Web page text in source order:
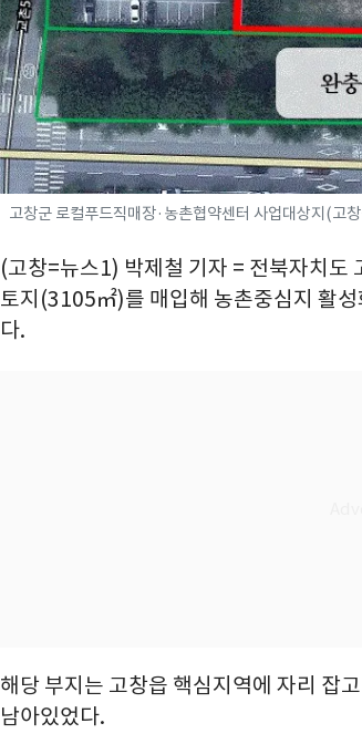
고창군 로컬푸드직매장·농촌협약센터 사업대상지(고
(고창=뉴스1) 박제철 기자 = 전북자치도
토지(3105㎡)를 매입해 농촌중심지 활
다.
해당 부지는 고창읍 핵심지역에 자리 잡
남아있었다.